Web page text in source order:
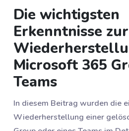
Die wichtigsten
Erkenntnisse zur
Microsoft 365
Teams
In diesem Beitrag wurden die
Wiederherstellung einer